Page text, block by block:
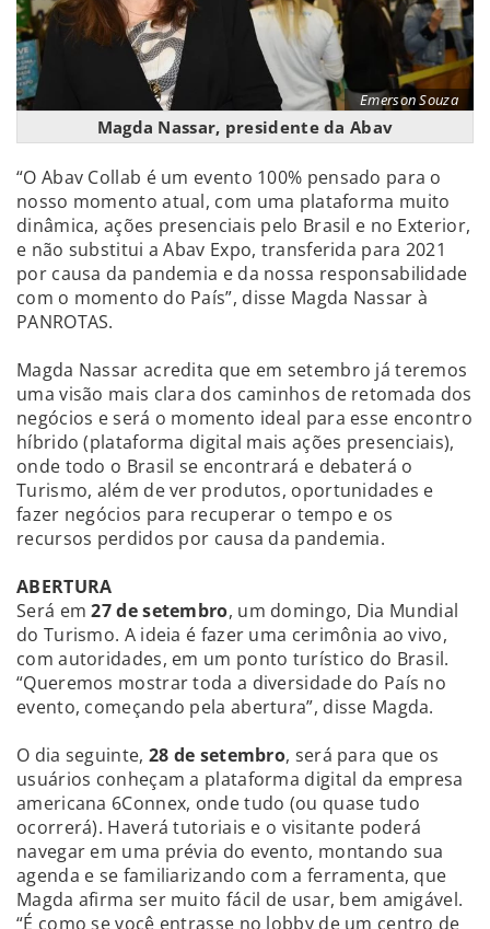
Emerson Souza
Magda Nassar, presidente da Abav
“O Abav Collab é um evento 100% pensado para o
nosso momento atual, com uma plataforma muito
dinâmica, ações presenciais pelo Brasil e no Exterior,
e não substitui a Abav Expo, transferida para 2021
por causa da pandemia e da nossa responsabilidade
com o momento do País”, disse Magda Nassar à
PANROTAS.
Magda Nassar acredita que em setembro já teremos
uma visão mais clara dos caminhos de retomada dos
negócios e será o momento ideal para esse encontro
híbrido (plataforma digital mais ações presenciais),
onde todo o Brasil se encontrará e debaterá o
Turismo, além de ver produtos, oportunidades e
fazer negócios para recuperar o tempo e os
recursos perdidos por causa da pandemia.
ABERTURA
Será em27 de setembro, um domingo, Dia Mundial
do Turismo. A ideia é fazer uma cerimônia ao vivo,
com autoridades, em um ponto turístico do Brasil.
“Queremos mostrar toda a diversidade do País no
evento, começando pela abertura”, disse Magda.
O dia seguinte, 28 de setembro, será para que os
usuários conheçam a plataforma digital da empresa
americana 6Connex, onde tudo (ou quase tudo
ocorrerá). Haverá tutoriais e o visitante poderá
navegar em uma prévia do evento, montando sua
agenda e se familiarizando com a ferramenta, que
Magda afirma ser muito fácil de usar, bem amigável.
“É como se você entrasse no lobby de um centro de